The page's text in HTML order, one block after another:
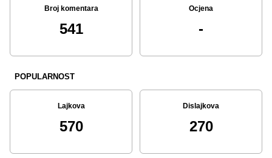
Broj komentara
541
Ocjena
-
POPULARNOST
Lajkova
570
Dislajkova
270